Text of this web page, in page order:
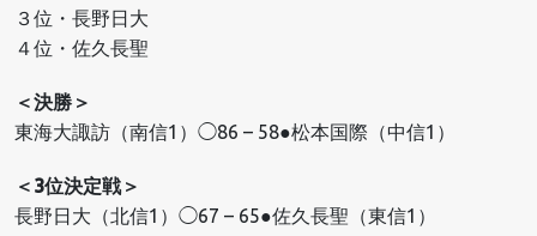
３位・長野日大
４位・佐久長聖
＜決勝＞
東海大諏訪（南信1）◯86 – 58●松本国際（中信1）
＜3位決定戦＞
長野日大（北信1）◯67 – 65●佐久長聖（東信1）